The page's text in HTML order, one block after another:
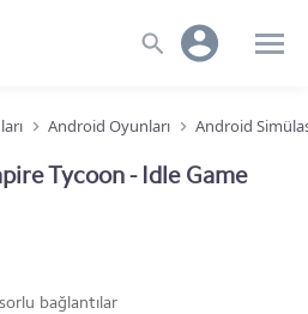
Android Oyunları Android
Tycoon - Idle Game
bağlantılar